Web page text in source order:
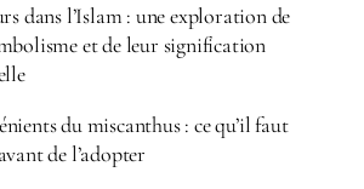
dans l’Islam : une exploration de
et de leur signification
du miscanthus : ce qu’il faut
de l’adopter